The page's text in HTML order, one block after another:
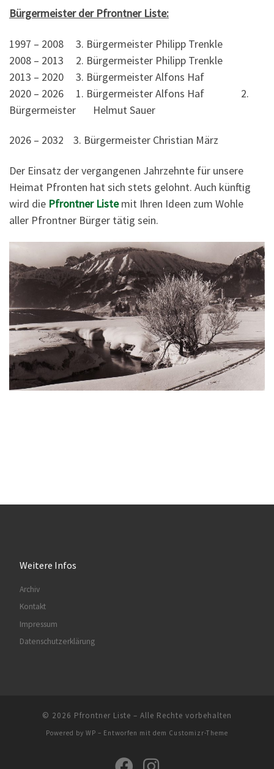
Bürgermeister der Pfrontner Liste:
1997 – 2008 3. Bürgermeister Philipp Trenkle
2008 – 2013 2. Bürgermeister Philipp Trenkle
2013 – 2020 3. Bürgermeister Alfons Haf
2020 – 2026 1. Bürgermeister Alfons Haf 2.
Bürgermeister Helmut Sauer
2026 – 2032 3. Bürgermeister Christian März
Der Einsatz der vergangenen Jahrzehnte für unsere
Heimat Pfronten hat sich stets gelohnt. Auch künftig
wird die Pfrontner Liste mit Ihren Ideen zum Wohle
aller Pfrontner Bürger tätig sein.
Weitere Infos
Archiv
Kontakt
Impressum
Datenschutzerklärung
© 2026 Pfrontner Liste – Alle Rechte vorbehalten
Powered by WP – Entworfen mit dem Customizr-Theme